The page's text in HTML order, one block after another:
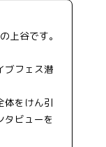
谷です。
ブフェス潜
体をけん引
タビューを